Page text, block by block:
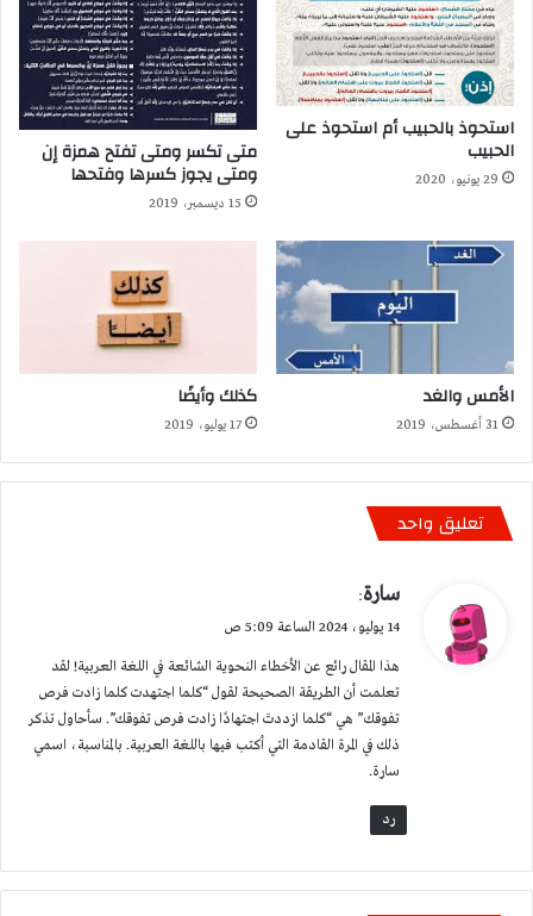
استحوذ بالحبيب أم استحوذ على
الحبيب
29 يونيو، 2020
متى تكسر ومتى تفتح همزة إن
ومتى يجوز كسرها وفتحها
15 ديسمبر، 2019
الأمس والغد
31 أغسطس، 2019
كذلك وأيضًا
17 يوليو، 2019
تعليق واحد
ي
ل
سارة:
14 يوليو، 2024 الساعة 5:09 ص
هذا المقال رائع عن الأخطاء النحوية الشائعة في اللغة العربية! لقد
تعلمت أن الطريقة الصحيحة لقول “كلما اجتهدت كلما زادت فرص
تفوقك” هي “كلما ازددتَ اجتهادًا زادت فرص تفوقك”. سأحاول تذكر
ذلك في المرة القادمة التي أكتب فيها باللغة العربية. بالمناسبة، اسمي
سارة.
رد